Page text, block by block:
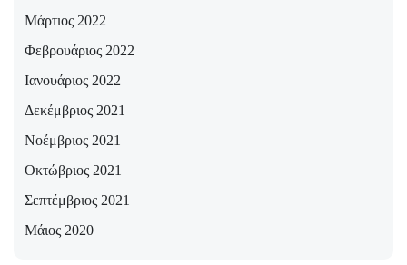
Μάρτιος 2022
Φεβρουάριος 2022
Ιανουάριος 2022
Δεκέμβριος 2021
Νοέμβριος 2021
Οκτώβριος 2021
Σεπτέμβριος 2021
Μάιος 2020